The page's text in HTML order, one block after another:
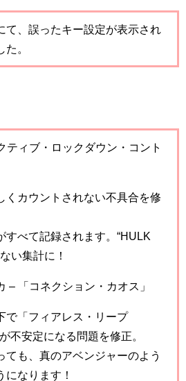
て、誤ったキー設定が表示され
。
ティブ・ロックダウン・コント
くカウントされない不具合を修
すべて記録されます。“HULK
い集計に！
– 「コネクション・カオス」
で「フィアレス・リープ
不安定になる問題を修正。
ても、真のアベンジャーのよう
になります！